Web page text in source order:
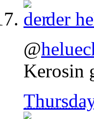
der
@
Kerosin